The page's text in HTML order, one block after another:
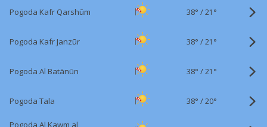
Pogoda Kafr Qarshūm 38° /21°
Pogoda Kafr Janzūr 38° /21°
Pogoda Al Batānūn 38° /21°
Pogoda Tala 38° /20°
Pogoda Al Kawm al